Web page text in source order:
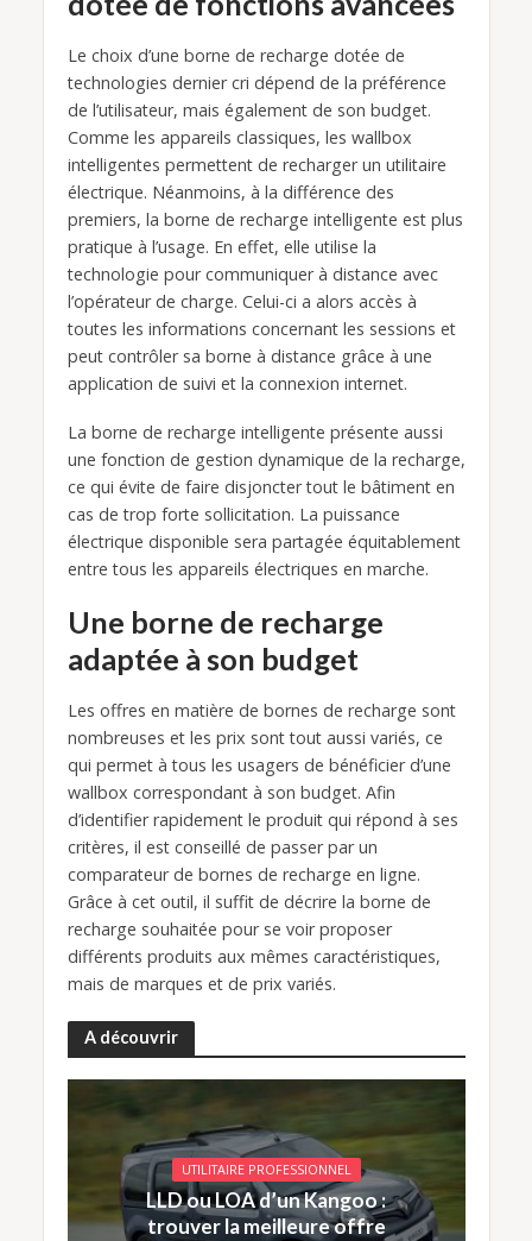
Le choix d’une borne de recharge dotée de
technologies dernier cri dépend de la préférence
de l’utilisateur, mais également de son budget.
Comme les appareils classiques, les wallbox
intelligentes permettent de recharger un utilitaire
électrique. Néanmoins, à la différence des
premiers, la borne de recharge intelligente est plus
pratique à l’usage. En effet, elle utilise la
technologie pour communiquer à distance avec
l’opérateur de charge. Celui-ci a alors accès à
toutes les informations concernant les sessions et
peut contrôler sa borne à distance grâce à une
application de suivi et la connexion internet.
La borne de recharge intelligente présente aussi
une fonction de gestion dynamique de la recharge,
ce qui évite de faire disjoncter tout le bâtiment en
cas de trop forte sollicitation. La puissance
électrique disponible sera partagée équitablement
entre tous les appareils électriques en marche.
Une borne de recharge
adaptée à son budget
Les offres en matière de bornes de recharge sont
nombreuses et les prix sont tout aussi variés, ce
qui permet à tous les usagers de bénéficier d’une
wallbox correspondant à son budget. Afin
d’identifier rapidement le produit qui répond à ses
critères, il est conseillé de passer par un
comparateur de bornes de recharge en ligne.
Grâce à cet outil, il suffit de décrire la borne de
recharge souhaitée pour se voir proposer
différents produits aux mêmes caractéristiques,
mais de marques et de prix variés.
A découvrir
UTILITAIRE PROFESSIONNEL
LLD ou LOA d’un Kangoo :
trouver la meilleure offre